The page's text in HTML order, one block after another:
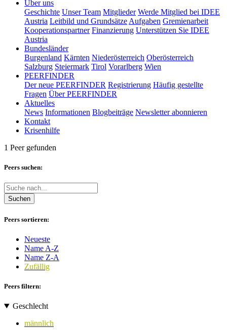
Über uns
Geschichte Unser Team Mitglieder Werde Mitglied bei IDEE
Austria Leitbild und Grundsätze Aufgaben Gremienarbeit
Kooperationspartner Finanzierung Unterstützen Sie IDEE
Austria
Bundesländer
Burgenland Kärnten Niederösterreich Oberösterreich
Salzburg Steiermark Tirol Vorarlberg Wien
PEERFINDER
Der neue PEERFINDER Registrierung Häufig gestellte
Fragen Über PEERFINDER
Aktuelles
News Informationen Blogbeiträge Newsletter abonnieren
Kontakt
Krisenhilfe
1 Peer gefunden
Peers suchen:
Suchen
Peers sortieren:
Neueste
Name A-Z
Name Z-A
Zufällig
Peers filtern:
Geschlecht
männlich